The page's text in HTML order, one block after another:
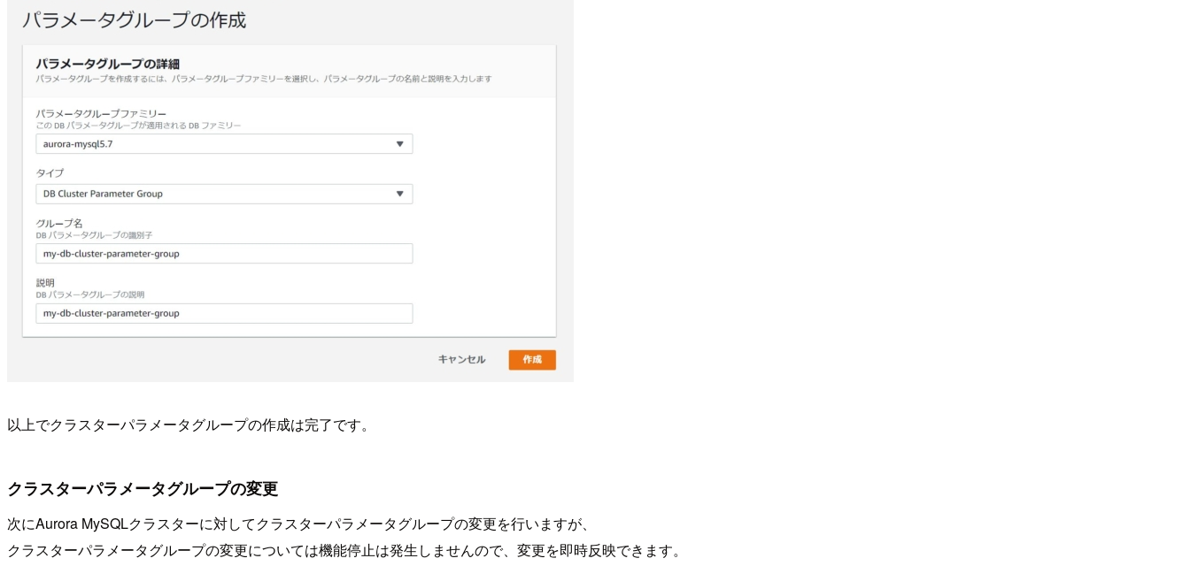
以上でクラスターパラメータグループの作成は完了です。
クラスターパラメータグループの変更
次にAurora MySQLクラスターに対してクラスターパラメータグループの変更を行いますが、
クラスターパラメータグループの変更については機能停止は発生しませんので、変更を即時反映できます。